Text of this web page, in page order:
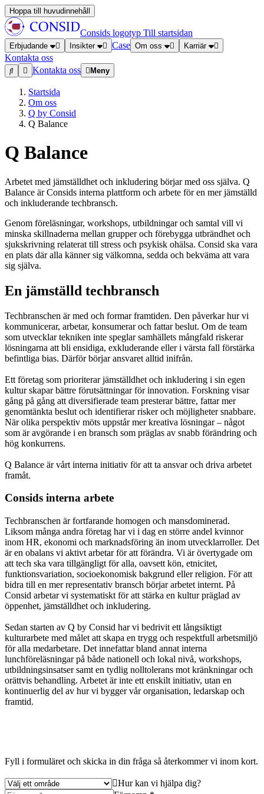
Hoppa till huvudinnehåll
Consids logotyp Till startsidan
Erbjudande Insikter Case Om oss Karriär
Kontakta oss
Kontakta oss
Meny
Startsida
Om oss
Q by Consid
Q Balance
Q Balance
Arbetet med jämställdhet och inkludering börjar med oss själva. Q
Balance är Consids interna plattform och arbete för en mer jämställd
och inkluderande techbransch.
Genom föreläsningar, workshops, utbildningar och samtal vill vi
minska skillnaderna mellan grupper och förebygga utbrändhet och
sjukskrivning relaterat till stress och psykisk ohälsa. Consid ska vara
en plats där alla känner sig välkomna, sedda och bekväma att vara
sig själva.
En jämställd techbransch
Techbranschen är med och formar framtiden. Den påverkar hur vi
kommunicerar, arbetar, konsumerar och fattar beslut. Om de team
som utvecklar tekniken inte speglar samhällets mångfald riskerar
lösningarna att bli ensidiga, exkluderande eller i värsta fall förstärka
befintliga bias. Därför börjar ansvaret alltid inifrån.
Ett företag som prioriterar jämställdhet och inkludering i sin egen
kultur skapar bättre förutsättningar för innovation. Forskning visar
gång på gång att diversifierade team presterar bättre, fattar mer
genomtänkta beslut och identifierar risker och möjligheter snabbare.
När olika perspektiv möts uppstår mer kreativa lösningar – något
som är avgörande i en bransch som präglas av snabb förändring och
hög konkurrens.
Q Balance är vårt interna initiativ för att ta ansvar och driva arbetet
framåt.
Consids interna arbete
Techbranschen är fortfarande homogen och mansdominerad.
Liksom många andra företag har vi i dag en större andel kvinnor
inom HR, ekonomi och marknadsföring än inom utvecklarroller. Det
är en obalans vi aktivt arbetar för att förändra. Vi är övertygade om
att tech ska vara tillgängligt för alla, oavsett kön, etnicitet,
funktionsvariation, socioekonomisk bakgrund eller religion. För att
bidra till en mer representativ bransch börjar arbetet internt. På
Consid arbetar vi systematiskt för att stärka en kultur präglad av
öppenhet, jämställdhet och inkludering.
Sedan starten av Q by Consid har vi bedrivit ett långsiktigt
kulturarbete med målet att skapa en trygg och respektfull arbetsmiljö
för alla medarbetare. Det innefattar bland annat interna
lunchföreläsningar på både nationell och lokal nivå, workshops,
utbildningsinsatser samt en tydlig nolltolerans mot kränkningar och
orättvis behandling. Arbetet är inte ett enskilt initiativ, utan en
kontinuerlig del av hur vi bygger vår organisation, ledarskap och
framtid.
Fyll i formuläret och skicka in din fråga så återkommer vi inom kort.
Hur kan vi hjälpa dig?